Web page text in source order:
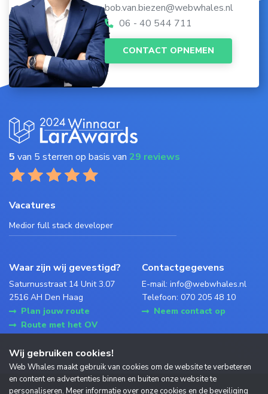
bob.van.biezen@webwhales.nl
06 - 40 544 711
CONTACT OPNEMEN
5 van 5 sterren op basis van 29 reviews
Vacatures
Medior full stack developer
Waar zijn wij gevestigd?
Saturnusstraat 14 Unit 3.07
2516 AH Den Haag
Plan jouw route
Route met het OV
Contactgegevens
E-mail: info@webwhales.nl
Telefoon: 070 205 48 10
Neem contact op
Wij gebruiken cookies!
Web Whales maakt gebruik van cookies om de website te verbeteren
en content en advertenties binnen en buiten onze website te
personaliseren. Meer informatie over onze cookies en de beveiliging